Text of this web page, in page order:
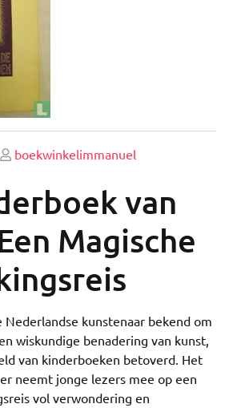
Geplaatst
boekwinkelimmanuel
van
Magische
Nederlandse kunstenaar bekend om
wiskundige benadering van kunst,
van kinderboeken betoverd. Het
neemt jonge lezers mee op een
vol verwondering en